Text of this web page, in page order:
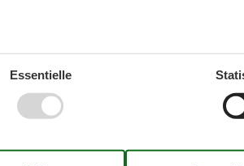
- Gartenstr.
Essentielle